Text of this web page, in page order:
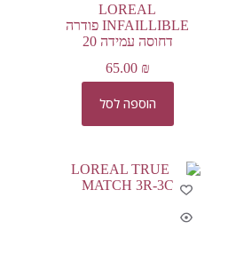
LOREAL
INFAILLIBLE פודרה
דחוסה עמידה 20
65.00 ₪
הוספה לסל